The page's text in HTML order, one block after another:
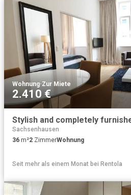
Wohnung·Zur Miete
2.410 €
Sachsenhausen
36 m²2 ZimmerWohnung
Seit mehr als einem Monat bei Rentola